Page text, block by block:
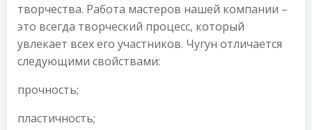
творчества. Работа мастеров нашей компании –
это всегда творческий процесс, который
увлекает всех его участников. Чугун отличается
следующими свойствами:
прочность;
пластичность;